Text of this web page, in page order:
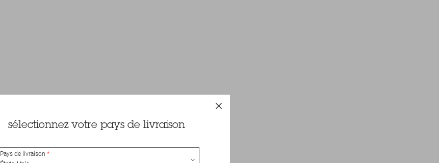
sélectionnez votre pays de livraison
Pays de livraison